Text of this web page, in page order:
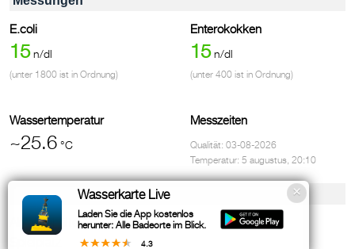
E.coli
15 n/dl
(unter 1800 ist in Ordnung)
Enterokokken
15 n/dl
(unter 400 ist in Ordnung)
Wassertemperatur
~25.6 °C
Messzeiten
Qualität: 03-08-2026
Temperatur: 5 augustus, 20:10
Einrichtungen & Kontakt
Abfallbehälter
Wasserkarte Live
Laden Sie die App kostenlos
herunter: Alle Badeorte im Blick.
4.3